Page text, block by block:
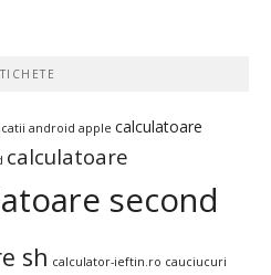
android apple calculatoare
calculatoare
second
sh calculator-ieftin.ro cauciucuri